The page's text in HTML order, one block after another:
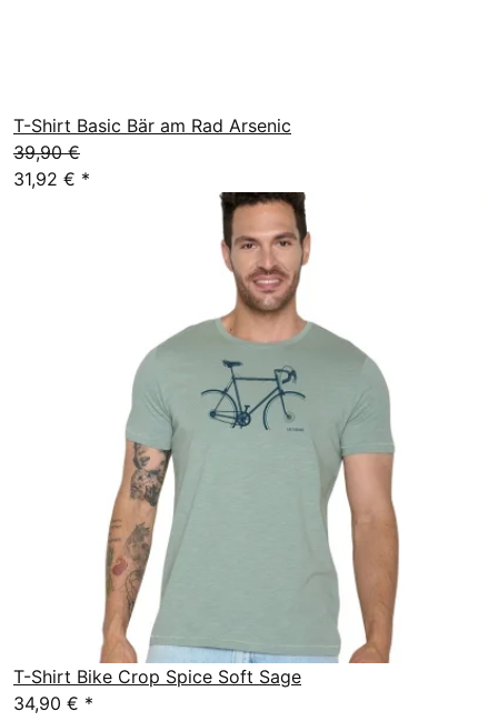
T-Shirt Basic Bär am Rad Arsenic
39,90 €
31,92 € *
T-Shirt Bike Crop Spice Soft Sage
34,90 € *